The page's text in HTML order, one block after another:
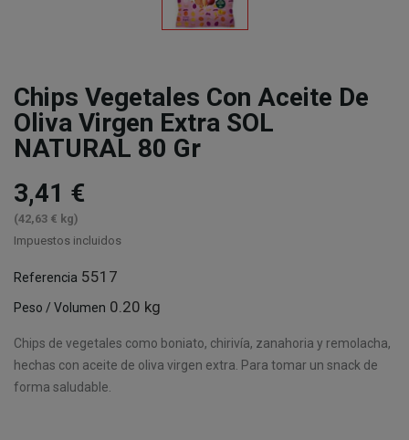
Chips Vegetales Con Aceite De
Oliva Virgen Extra SOL
NATURAL 80 Gr
3,41 €
(42,63 € kg)
Impuestos incluidos
Referencia 5517
Peso / Volumen 0.20 kg
Chips de vegetales como boniato, chirivía, zanahoria y remolacha,
hechas con aceite de oliva virgen extra. Para tomar un snack de
forma saludable.